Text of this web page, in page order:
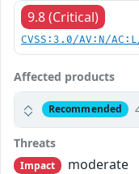
9.8 (Critical)
CVSS:3.0/AV:N/
Affected products
Recommended
Threats
Impact
moderate